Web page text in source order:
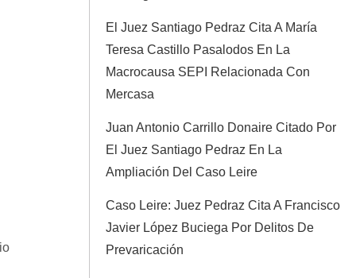
El Juez Santiago Pedraz Cita A María
Teresa Castillo Pasalodos En La
Macrocausa SEPI Relacionada Con
Mercasa
Juan Antonio Carrillo Donaire Citado Por
El Juez Santiago Pedraz En La
Ampliación Del Caso Leire
Caso Leire: Juez Pedraz Cita A Francisco
Javier López Buciega Por Delitos De
Prevaricación